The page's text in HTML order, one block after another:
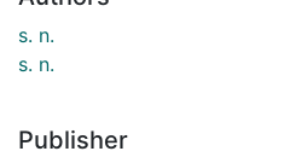
s. n.
s. n.
Publisher